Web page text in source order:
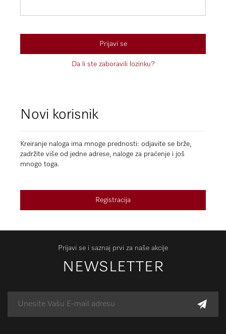
Prijavi se
Da li ste zaboravili lozinku?
Novi korisnik
Kreiranje naloga ima mnoge prednosti: odjavite se brže,
zadržite više od jedne adrese, naloge za praćenje i još
mnogo toga.
Registracija
Prijavi se i saznaj prvi za naše akcije
NEWSLETTER